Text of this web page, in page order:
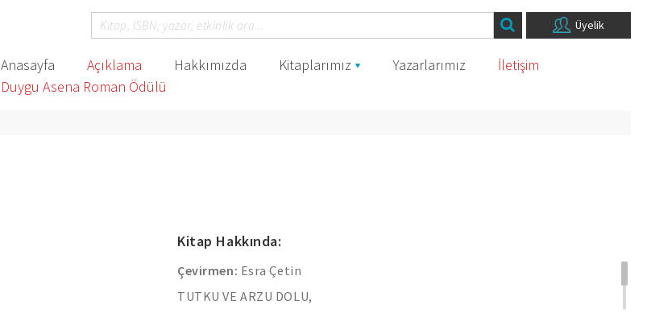
Üyelik
Anasayfa Açıklama Hakkımızda Kitaplarımız Yazarlarımız
İletişim
Duygu Asena Roman Ödülü
Kitap Hakkında:
Çevirmen: Esra Çetin
TUTKU VE ARZU DOLU,